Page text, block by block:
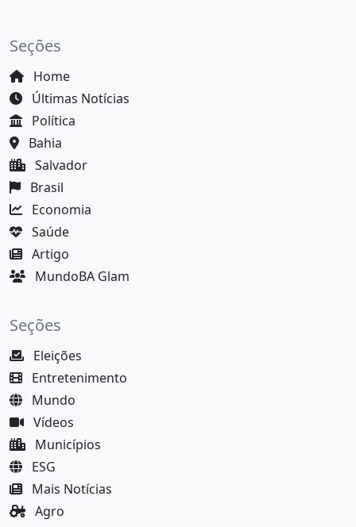
Seções
Home
Últimas Notícias
Política
Bahia
Salvador
Brasil
Economia
Saúde
Artigo
MundoBA Glam
Seções
Eleições
Entretenimento
Mundo
Vídeos
Municípios
ESG
Mais Notícias
Agro